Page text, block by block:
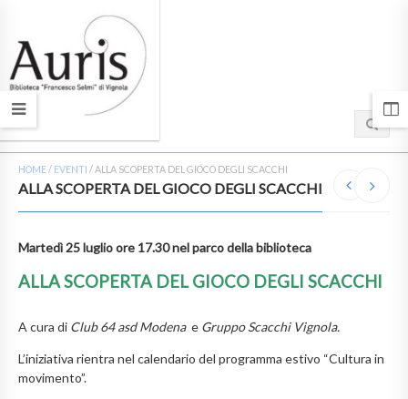
HOME/ EVENTI /ALLA SCOPERTA DEL GIOCO DEGLI SCACCHI
ALLA SCOPERTA DEL GIOCO DEGLI SCACCHI
Martedì 25 luglio ore 17.30 nel parco della biblioteca
ALLA SCOPERTA DEL GIOCO DEGLI SCACCHI
A cura di Club 64 asd Modena e Gruppo Scacchi Vignola.
L’iniziativa rientra nel calendario del programma estivo “Cultura in
movimento”.